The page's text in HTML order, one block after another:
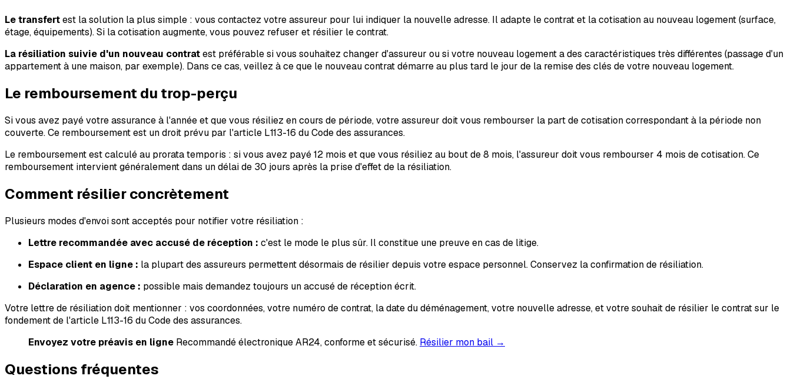
Le transfertest la solution la plus simple : vous contactez votre assureur pour lui indiquer la nouvelle adresse. Il adapte le contrat et la cotisation au nouveau logement (surface,
étage, équipements). Si la cotisation augmente, vous pouvez refuser et résilier le contrat.
La résiliation suivie d'un nouveau contratest préférable si vous souhaitez changer d'assureur ou si votre nouveau logement a des caractéristiques très différentes (passage d'un
appartement à une maison, par exemple). Dans ce cas, veillez à ce que le nouveau contrat démarre au plus tard le jour de la remise des clés de votre nouveau logement.
Le remboursement du trop-perçu
Si vous avez payé votre assurance à l'année et que vous résiliez en cours de période, votre assureur doit vous rembourser la part de cotisation correspondant à la période non
couverte. Ce remboursement est un droit prévu par l'article L113-16 du Code des assurances.
Le remboursement est calculé au prorata temporis : si vous avez payé 12 mois et que vous résiliez au bout de 8 mois, l'assureur doit vous rembourser 4 mois de cotisation. Ce
remboursement intervient généralement dans un délai de 30 jours après la prise d'effet de la résiliation.
Comment résilier concrètement
Plusieurs modes d'envoi sont acceptés pour notifier votre résiliation :
Lettre recommandée avec accusé de réception : c'est le mode le plus sûr. Il constitue une preuve en cas de litige.
Espace client en ligne : la plupart des assureurs permettent désormais de résilier depuis votre espace personnel. Conservez la confirmation de résiliation.
Déclaration en agence : possible mais demandez toujours un accusé de réception écrit.
Votre lettre de résiliation doit mentionner : vos coordonnées, votre numéro de contrat, la date du déménagement, votre nouvelle adresse, et votre souhait de résilier le contrat sur le
fondement de l'article L113-16 du Code des assurances.
Envoyez votre préavis en ligne Recommandé électronique AR24, conforme et sécurisé. Résilier mon bail →
Questions fréquentes